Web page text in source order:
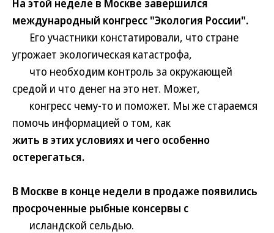
На этой неделе в Москве завершился
международный конгресс "Экология России".
Его участники констатировали, что стране
угрожает экологическая катастрофа,
что необходим контроль за окружающей
средой и что денег на это нет. Может,
конгресс чему-то и поможет. Мы же стараемся
помочь информацией о том, как
жить в этих условиях и чего особенно
остерегаться.
В Москве в конце недели в продаже появились
просроченные рыбные консервы с
исландской сельдью.